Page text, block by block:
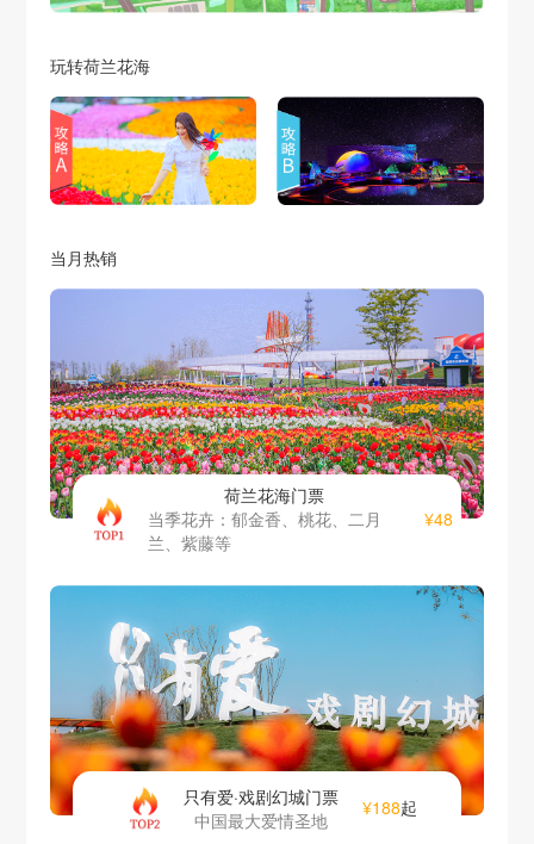
玩转荷兰花海
当月热销
荷兰花海门票
当季花卉：郁金香、桃花、二月
兰、紫藤等
¥48
只有爱·戏剧幻城门票
中国最大爱情圣地
¥188起